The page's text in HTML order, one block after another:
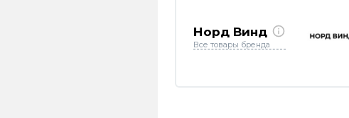
Норд Винд
Все товары бренда